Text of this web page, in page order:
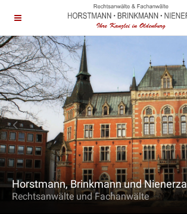
Horstmann, Brinkmann und Nienerza
Rechtsanwälte und Fachanwälte